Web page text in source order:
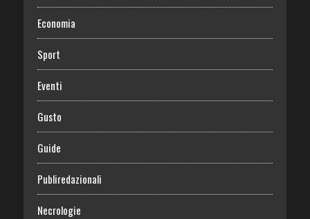
Economia
Sport
Eventi
Gusto
Guide
Publiredazionali
Necrologie